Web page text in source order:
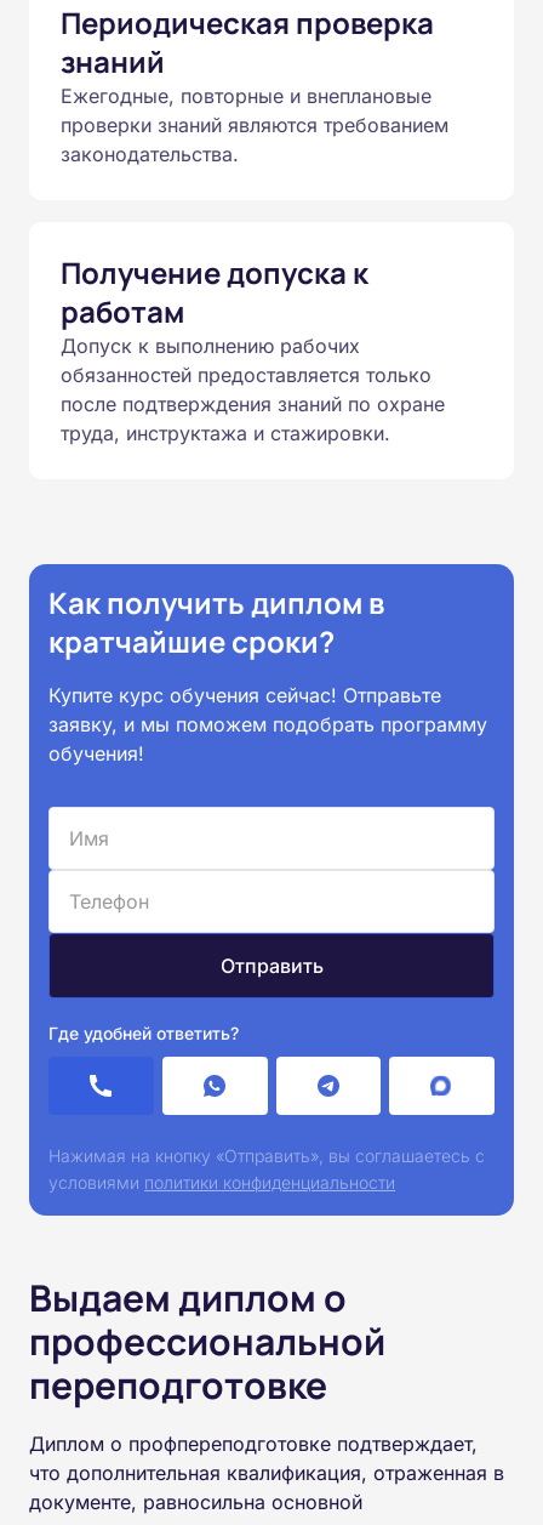
Периодическая проверка
знаний
Ежегодные, повторные и внеплановые
проверки знаний являются требованием
законодательства.
Получение допуска к
работам
Допуск к выполнению рабочих
обязанностей предоставляется только
после подтверждения знаний по охране
труда, инструктажа и стажировки.
Как получить диплом в
кратчайшие сроки?
Купите курс обучения сейчас! Отправьте
заявку, и мы поможем подобрать программу
обучения!
Где удобней ответить?
Нажимая на кнопку «Отправить», вы соглашаетесь с
условиями политики конфиденциальности
Выдаем диплом о
профессиональной
переподготовке
Диплом о профпереподготовке подтверждает,
что дополнительная квалификация, отраженная в
документе, равносильна основной